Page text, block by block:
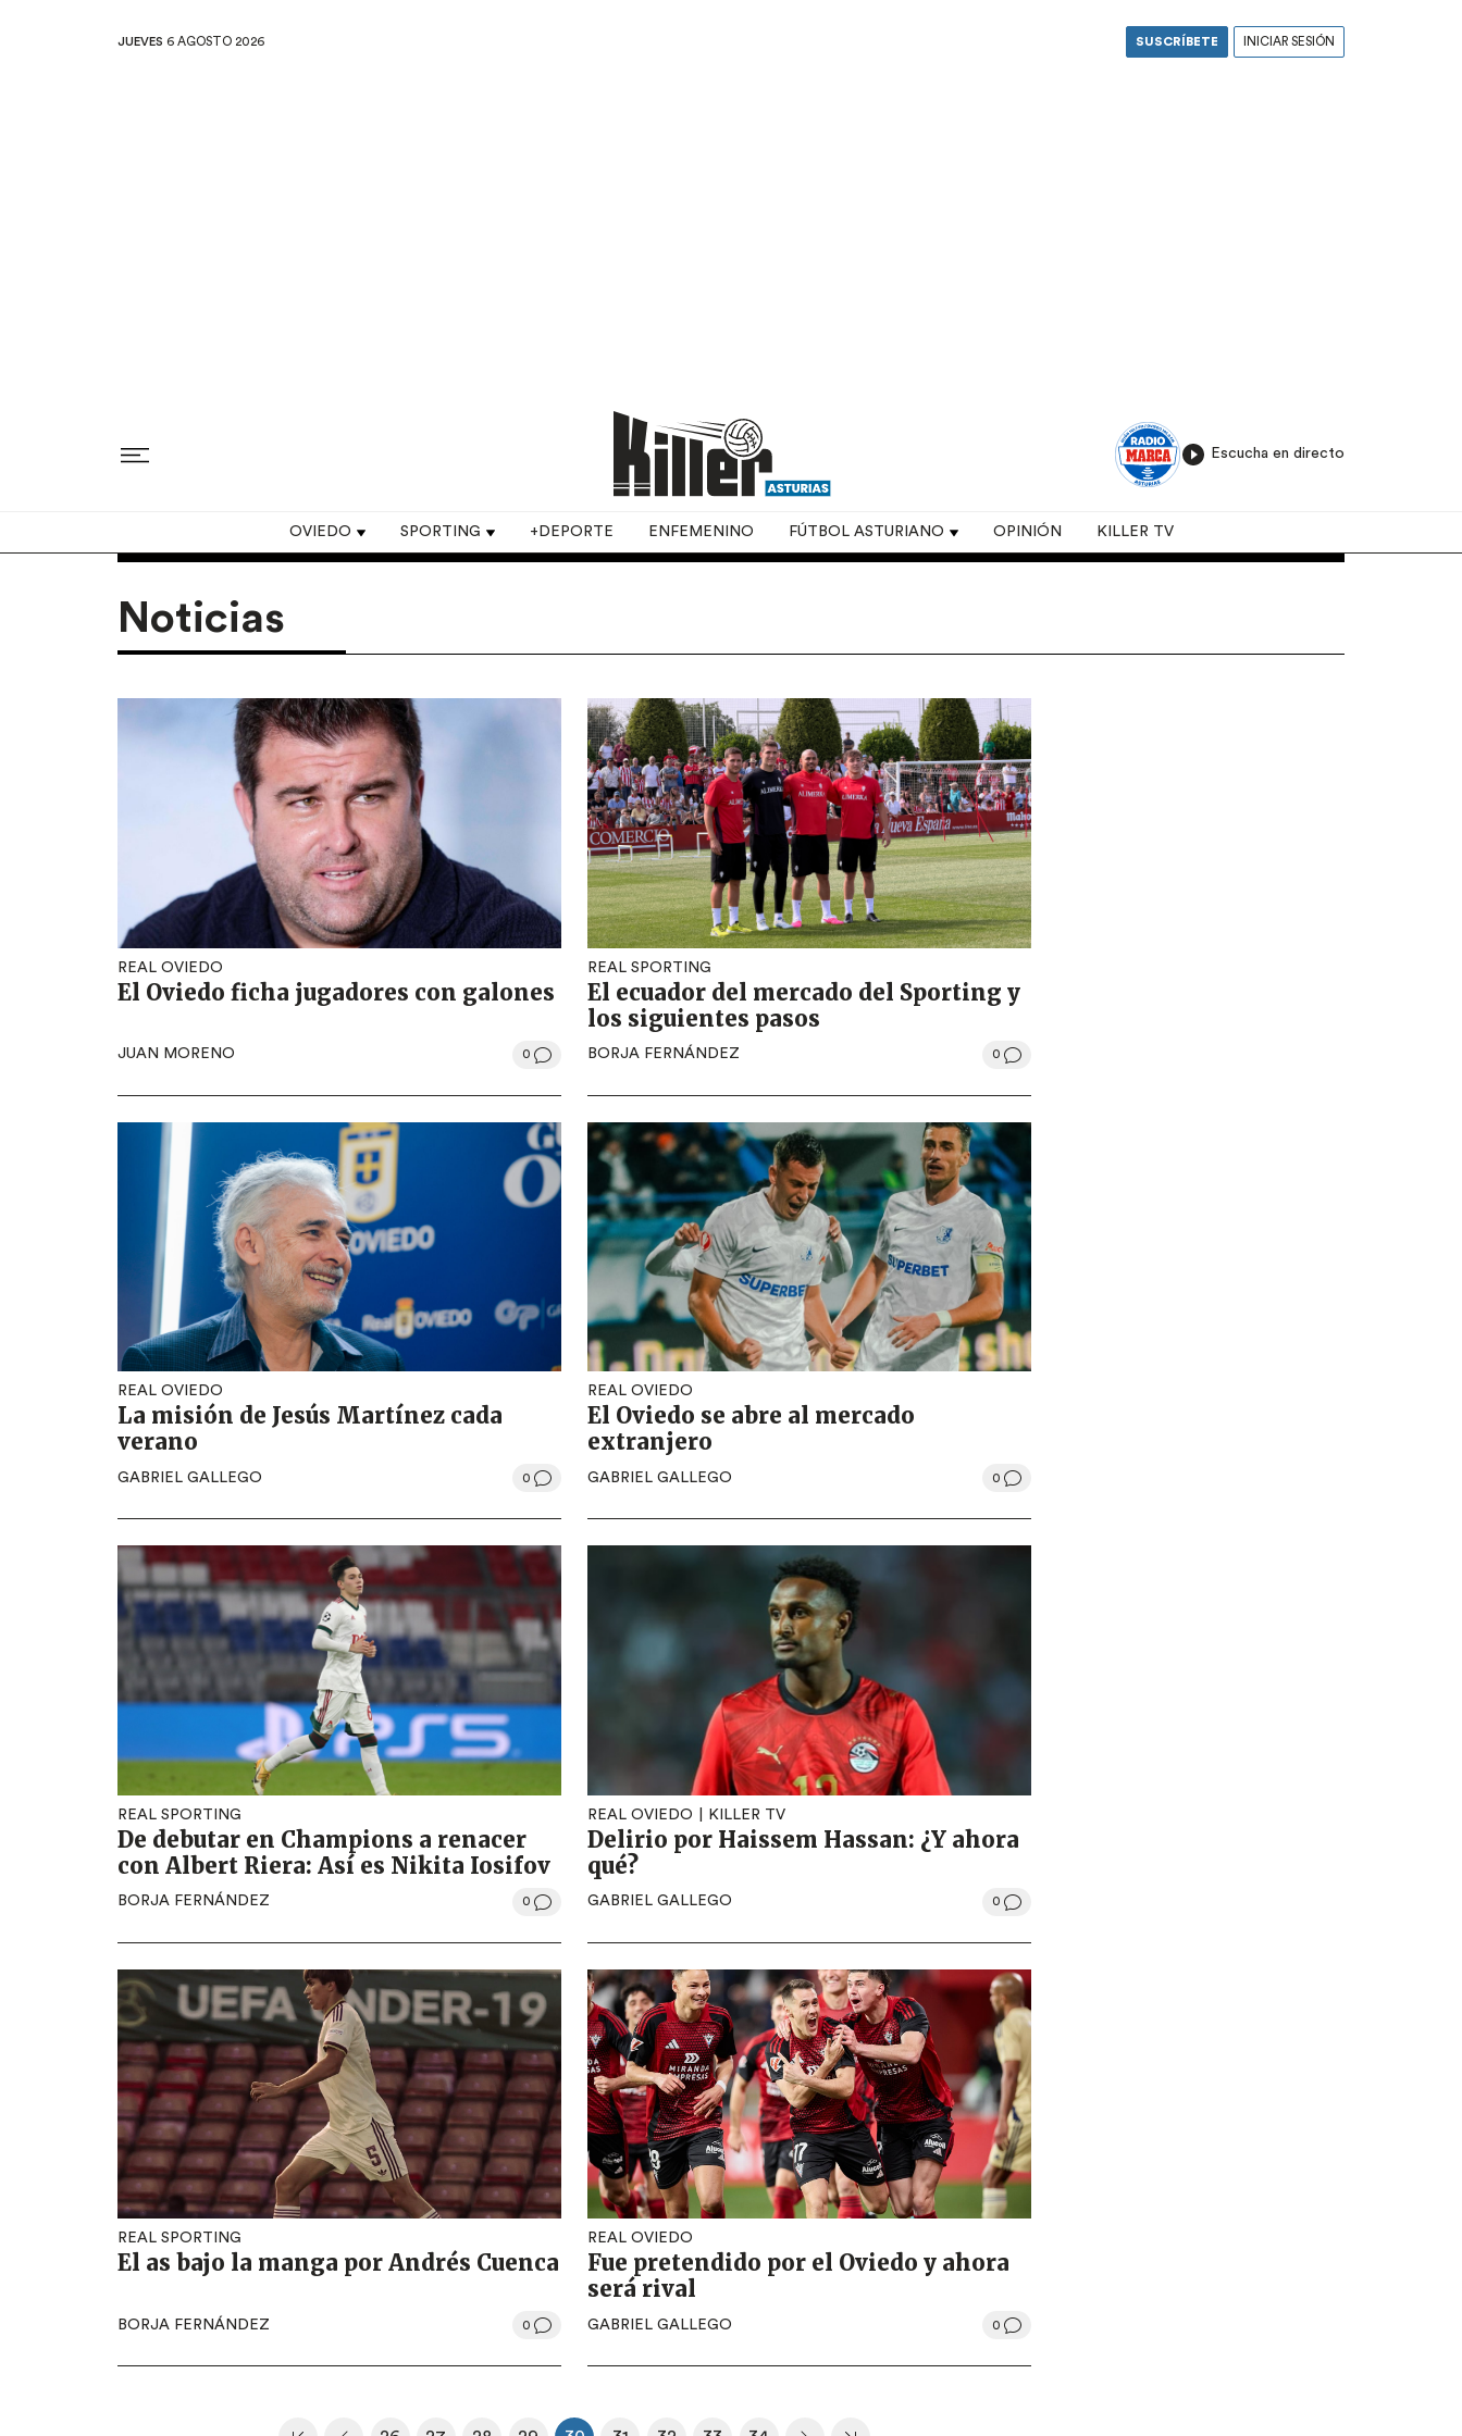
JUEVES 6 AGOSTO 2026 SUSCRÍBETE INICIAR SESIÓN
Escucha en directo
Top navigation
OVIEDO SPORTING +DEPORTE ENFEMENINO FÚTBOL ASTURIANO OPINIÓN KILLER TV
Noticias
REAL OVIEDO
El Oviedo ficha jugadores con galones
JUAN MORENO 0
REAL SPORTING
El ecuador del mercado del Sporting y
los siguientes pasos
BORJA FERNÁNDEZ 0
REAL OVIEDO
La misión de Jesús Martínez cada
verano
GABRIEL GALLEGO 0
REAL OVIEDO
El Oviedo se abre al mercado
extranjero
GABRIEL GALLEGO 0
REAL SPORTING
De debutar en Champions a renacer
con Albert Riera: Así es Nikita Iosifov
BORJA FERNÁNDEZ 0
REAL OVIEDO KILLER TV
Delirio por Haissem Hassan: ¿Y ahora
qué?
GABRIEL GALLEGO 0
REAL SPORTING
El as bajo la manga por Andrés Cuenca
BORJA FERNÁNDEZ 0
REAL OVIEDO
Fue pretendido por el Oviedo y ahora
será rival
GABRIEL GALLEGO 0